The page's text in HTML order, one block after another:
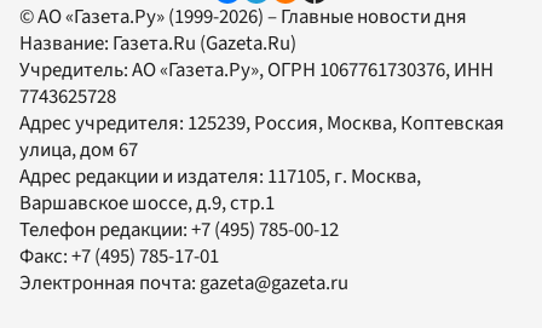
© АО «Газета.Ру» (1999-2026) – Главные новости дня
Название: Газета.Ru (Gazeta.Ru)
Учредитель:АО «Газета.Ру», ОГРН 1067761730376, ИНН
7743625728
Адрес учредителя: 125239, Россия, Москва, Коптевская
улица, дом 67
Адрес редакции и издателя: 117105, г. Москва,
Варшавское шоссе, д.9, стр.1
Телефон редакции:+7 (495) 785-00-12
Факс:+7 (495) 785-17-01
Электронная почта: gazeta@gazeta.ru